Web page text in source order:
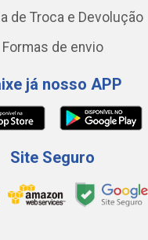
de Troca e Devolução
Formas de envio
já nosso APP
Site Seguro